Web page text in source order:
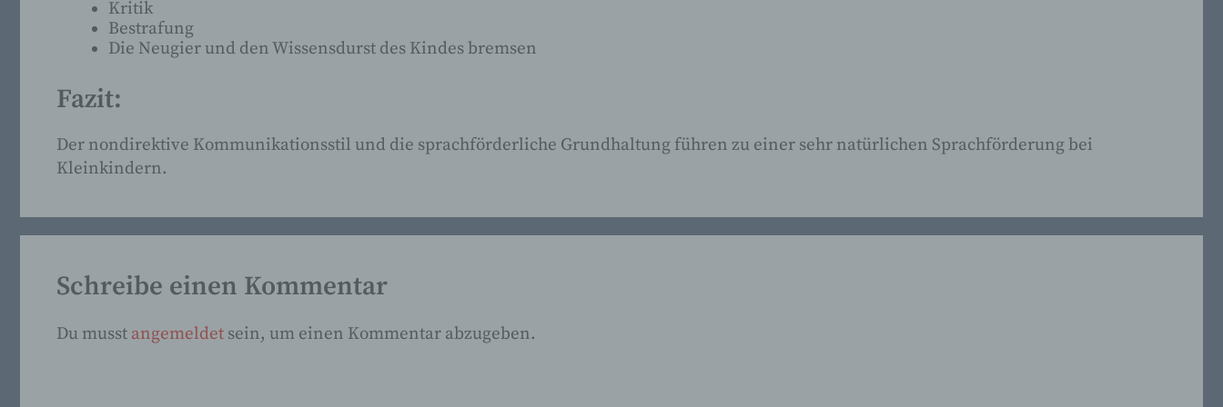
Kritik
Bestrafung
Die Neugier und den Wissensdurst des Kindes bremsen
Fazit:
Der nondirektive Kommunikationsstil und die sprachförderliche Grundhaltung führen zu einer sehr natürlichen Sprachförderung bei
Kleinkindern.
Schreibe einen Kommentar
Du musst angemeldet sein, um einen Kommentar abzugeben.
c) Verarbeitung
jede solche Vorgangsreihe im Zusammenhang mit